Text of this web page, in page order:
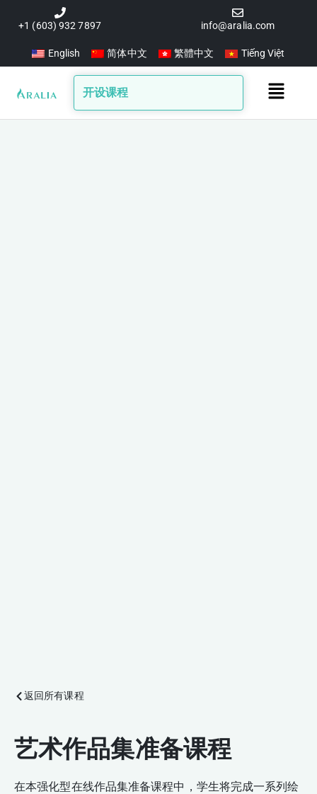
容
+1 (603) 932 7897 info@aralia.com
English 简体中文 繁體中文 Tiếng Việt
开设课程
Main
返回所有课程
艺术作品集准备课程
在本强化型在线作品集准备课程中，学生将完成一系列绘